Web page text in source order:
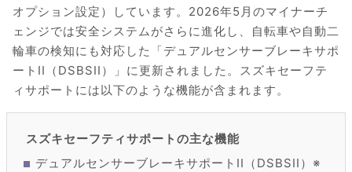
オプション設定）しています。2026年5月のマイナーチ
ェンジでは安全システムがさらに進化し、自転車や自動二
輪車の検知にも対応した「デュアルセンサーブレーキサポ
ートII（DSBSII）」に更新されました。スズキセーフテ
ィサポートには以下のような機能が含まれます。
スズキセーフティサポートの主な機能
デュアルセンサーブレーキサポートII（DSBSII）※